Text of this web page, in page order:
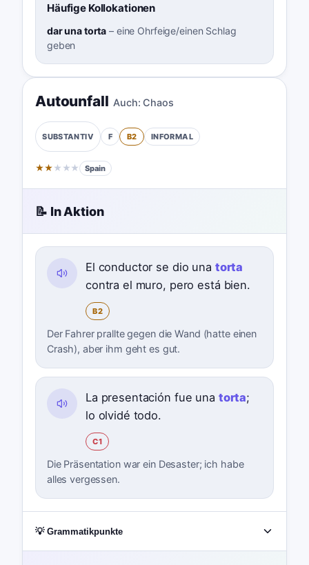
Häufige Kollokationen
dar una torta – eine Ohrfeige/einen Schlag
geben
Autounfall Auch: Chaos
SUBSTANTIV F B2 INFORMAL
★★ ★ ★ ★ Spain
📝 In Aktion
El conductor se dio una torta
contra el muro, pero está bien.
B2
Der Fahrer prallte gegen die Wand (hatte einen
Crash), aber ihm geht es gut.
La presentación fue una torta;
lo olvidé todo.
C1
Die Präsentation war ein Desaster; ich habe
alles vergessen.
💡 Grammatikpunkte